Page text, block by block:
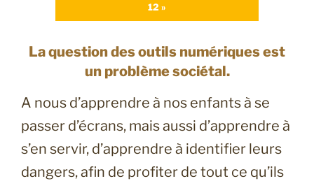
12 »
La question des outils numériques est
un problème sociétal.
A nous d’apprendre à nos enfants à se
passer d’écrans, mais aussi d’apprendre à
s’en servir, d’apprendre à identifier leurs
dangers, afin de profiter de tout ce qu’ils